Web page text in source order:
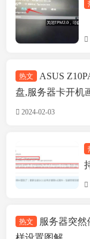
热文
ASUS
盘,服务器卡开机
2024-02-03
热文
服务器突